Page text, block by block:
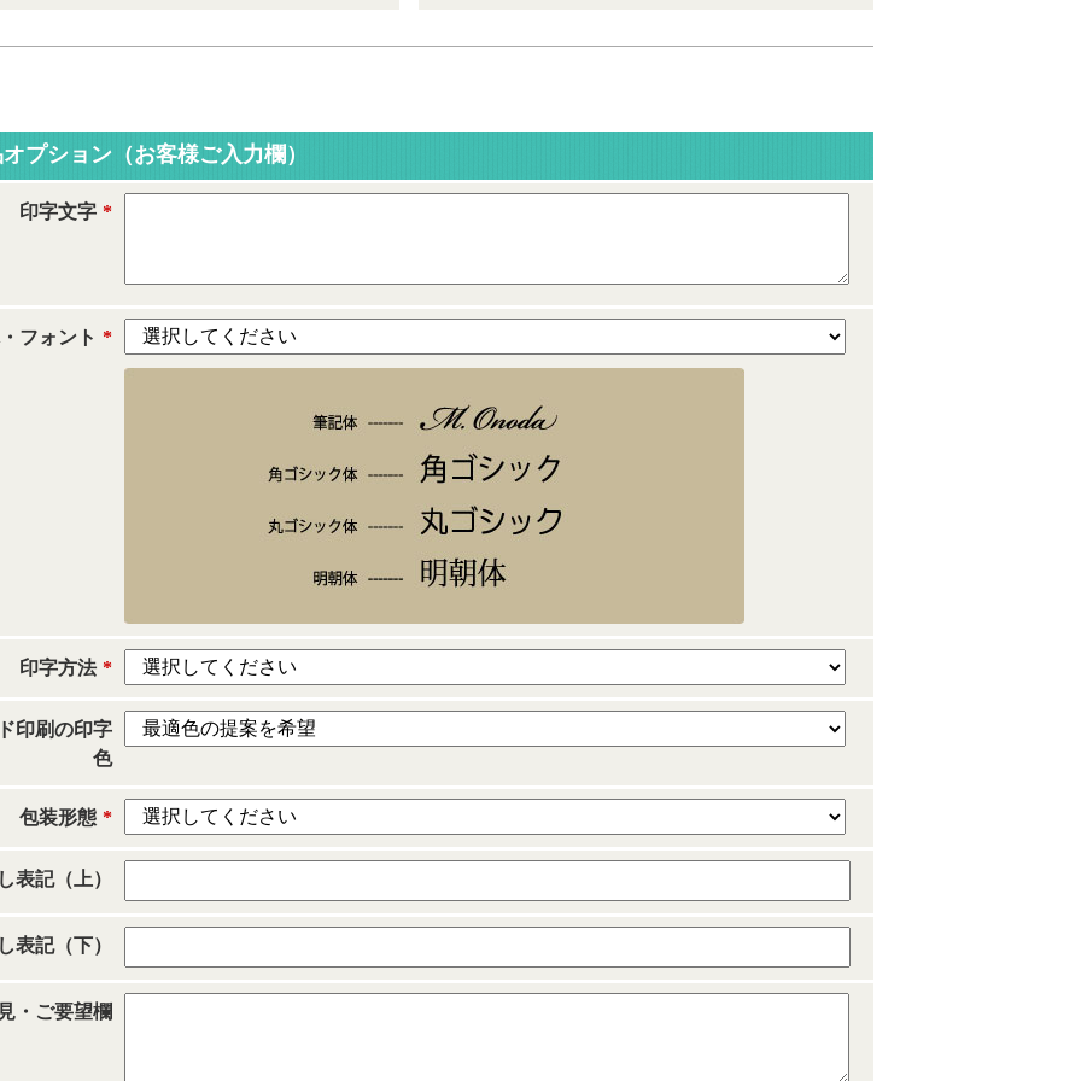
プション（お客様ご入力欄）
印字文字 *
フォント *
印字方法 *
印刷の印字
色
包装形態 *
表記（上）
表記（下）
・ご要望欄